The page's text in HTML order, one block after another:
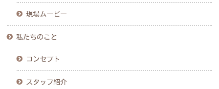
現場ムービー
私たちのこと
コンセプト
スタッフ紹介